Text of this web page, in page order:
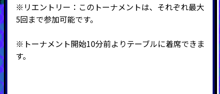
※リエントリー：このトーナメントは、それぞれ最大
5回まで参加可能です。
※トーナメント開始10分前よりテーブルに着席できま
す。